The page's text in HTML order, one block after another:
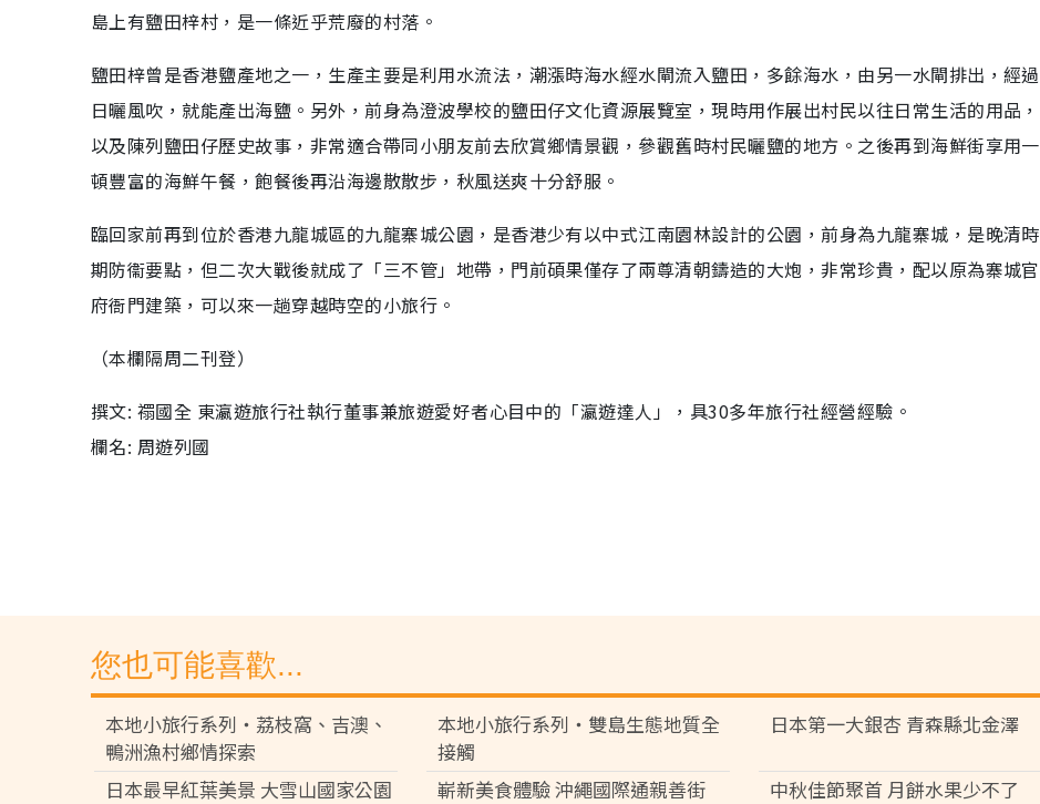
島上有鹽田梓村，是一條近乎荒廢的村落。
鹽田梓曾是香港鹽產地之一，生產主要是利用水流法，潮漲時海水經水閘流入鹽田，多餘海水，由另一水閘排出，經過
日曬風吹，就能產出海鹽。另外，前身為澄波學校的鹽田仔文化資源展覽室，現時用作展出村民以往日常生活的用品，
以及陳列鹽田仔歷史故事，非常適合帶同小朋友前去欣賞鄉情景觀，參觀舊時村民曬鹽的地方。之後再到海鮮街享用一
頓豐富的海鮮午餐，飽餐後再沿海邊散散步，秋風送爽十分舒服。
臨回家前再到位於香港九龍城區的九龍寨城公園，是香港少有以中式江南園林設計的公園，前身為九龍寨城，是晚清時
期防衞要點，但二次大戰後就成了「三不管」地帶，門前碩果僅存了兩尊清朝鑄造的大炮，非常珍貴，配以原為寨城官
府衙門建築，可以來一趟穿越時空的小旅行。
（本欄隔周二刊登）
撰文: 禤國全 東瀛遊旅行社執行董事兼旅遊愛好者心目中的「瀛遊達人」，具30多年旅行社經營經驗。
欄名: 周遊列國
您也可能喜歡...
本地小旅行系列‧荔枝窩、吉澳、
鴨洲漁村鄉情探索
本地小旅行系列‧雙島生態地質全
接觸
日本第一大銀杏 青森縣北金澤
日本最早紅葉美景 大雪山國家公園 嶄新美食體驗 沖繩國際通親善街 中秋佳節聚首 月餅水果少不了